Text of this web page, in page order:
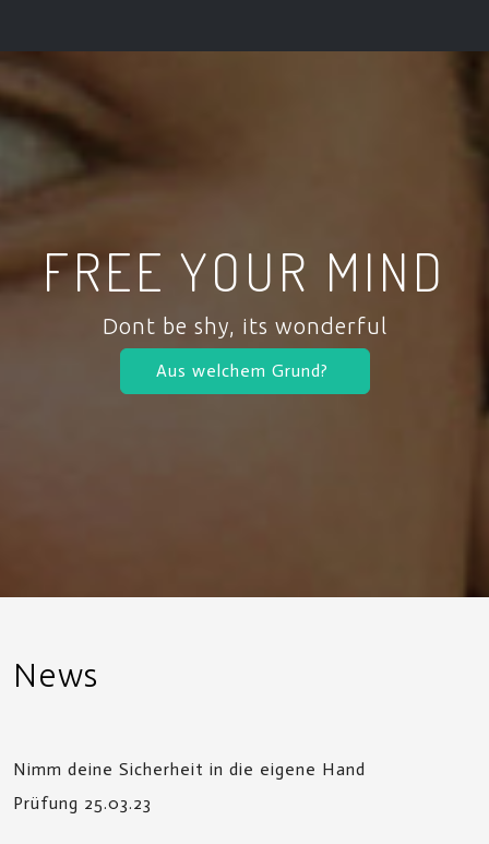
FREE YOUR MIND
Dont be shy, its wonderful
Aus welchem Grund?
News
Nimm deine Sicherheit in die eigene Hand
Prüfung 25.03.23